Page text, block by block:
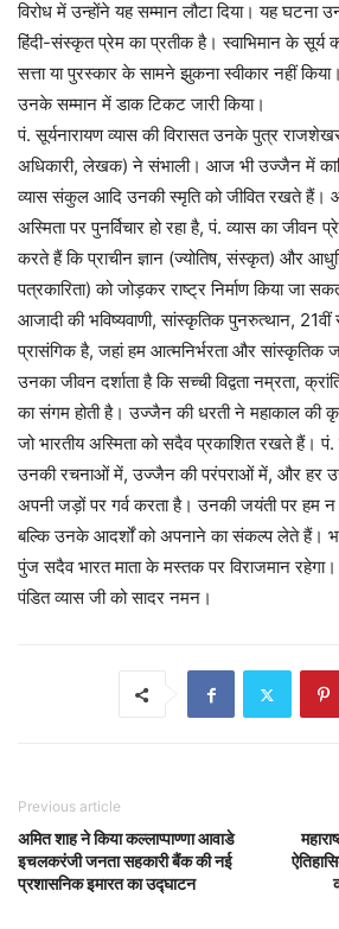
विरोध में उन्होंने यह सम्मान लौटा दिया। यह घटना
हिंदी-संस्कृत प्रेम का प्रतीक है। स्वाभिमान के सूर्य
सत्ता या पुरस्कार के सामने झुकना स्वीकार नहीं
उनके सम्मान में डाक टिकट जारी किया।
पं. सूर्यनारायण व्यास की विरासत उनके पुत्र
अधिकारी, लेखक) ने संभाली। आज भी उज्जैन में
व्यास संकुल आदि उनकी स्मृति को जीवित रखते
अस्मिता पर पुनर्विचार हो रहा है, पं. व्यास का जीवन
करते हैं कि प्राचीन ज्ञान (ज्योतिष, संस्कृत) और
पत्रकारिता) को जोड़कर राष्ट्र निर्माण किया जा
आजादी की भविष्यवाणी, सांस्कृतिक पुनरुत्थान,
प्रासंगिक है, जहां हम आत्मनिर्भरता और सांस्कृतिक
उनका जीवन दर्शाता है कि सच्ची विद्वता नम्रता,
का संगम होती है। उज्जैन की धरती ने महाकाल की
जो भारतीय अस्मिता को सदैव प्रकाशित रखते हैं। पं.
उनकी रचनाओं में, उज्जैन की परंपराओं में, और हर
अपनी जड़ों पर गर्व करता है। उनकी जयंती पर हम
बल्कि उनके आदर्शों को अपनाने का संकल्प लेते हैं।
पुंज सदैव भारत माता के मस्तक पर विराजमान
पंडित व्यास जी को सादर नमन।
Previous article
अमित शाह ने किया कल्लाप्पाण्णा आवाडे
इचलकरंजी जनता सहकारी बैंक की नई
प्रशासनिक इमारत का उद्घाटन